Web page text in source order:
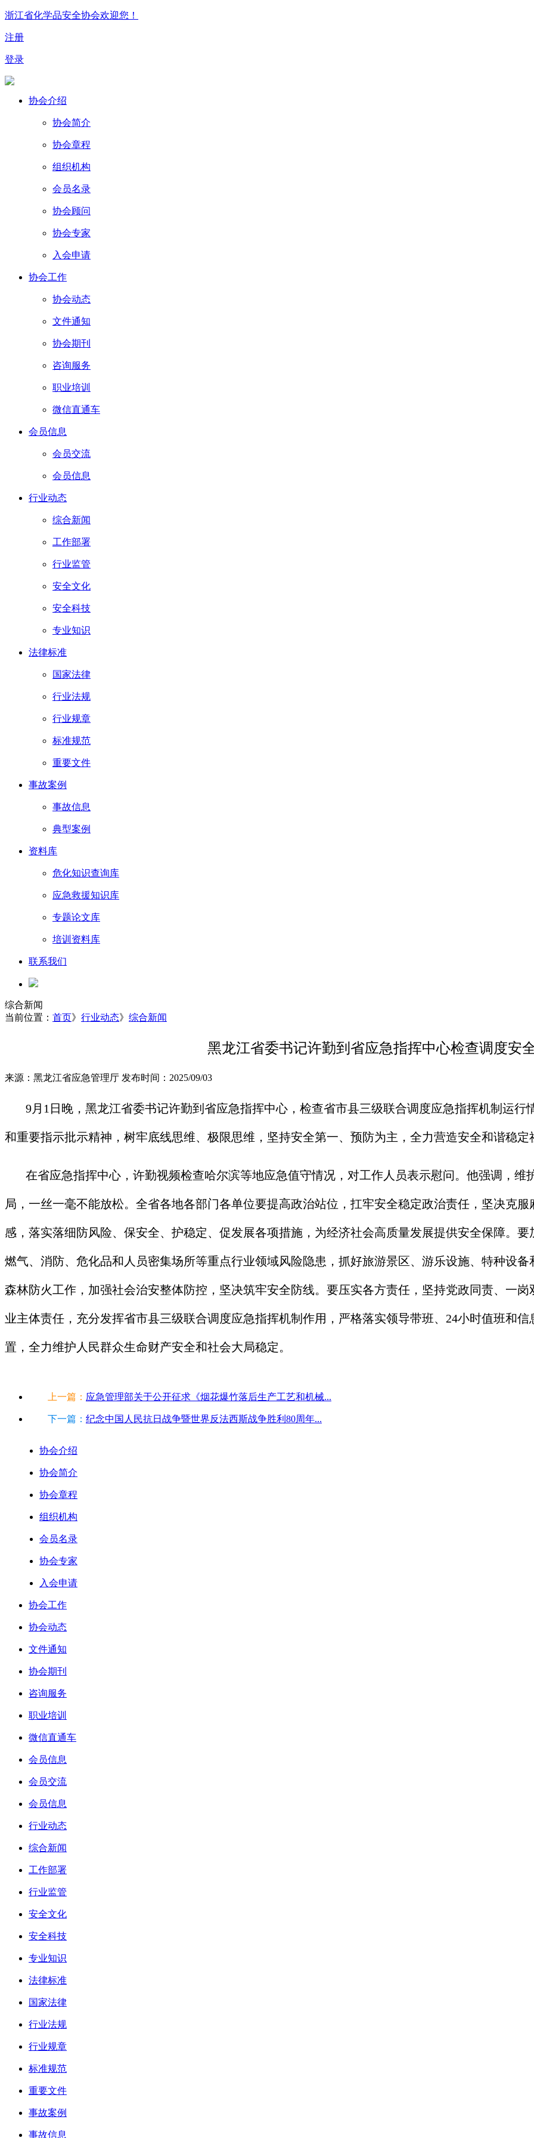
浙江省化学品安全协会欢迎您！
注册
登录
协会介绍
协会简介
协会章程
组织机构
会员名录
协会顾问
协会专家
入会申请
协会工作
协会动态
文件通知
协会期刊
咨询服务
职业培训
微信直通车
会员信息
会员交流
会员信息
行业动态
综合新闻
工作部署
行业监管
安全文化
安全科技
专业知识
法律标准
国家法律
行业法规
行业规章
标准规范
重要文件
事故案例
事故信息
典型案例
资料库
危化知识查询库
应急救援知识库
专题论文库
培训资料库
联系我们
综合新闻
当前位置： 首页》 行业动态》 综合新闻
黑龙江省委书记许勤到省应急指挥中心检查调度安
来源：黑龙江省应急管理厅 发布时间：2025/09/03
9月1日晚，黑龙江省委书记许勤到省应急指挥中心，检查省市县三级联合调度应急指挥机制运行
和重要指示批示精神，树牢底线思维、极限思维，坚持安全第一、预防为主，全力营造安全和谐稳定
在省应急指挥中心，许勤视频检查哈尔滨等地应急值守情况，对工作人员表示慰问。他强调，
局，一丝一毫不能放松。全省各地各部门各单位要提高政治站位，扛牢安全稳定政治责任，坚决克
感，落实落细防风险、保安全、护稳定、促发展各项措施，为经济社会高质量发展提供安全保障。要
燃气、消防、危化品和人员密集场所等重点行业领域风险隐患，抓好旅游景区、游乐设施、特种设
森林防火工作，加强社会治安整体防控，坚决筑牢安全防线。要压实各方责任，坚持党政同责、一
业主体责任，充分发挥省市县三级联合调度应急指挥机制作用，严格落实领导带班、24小时值班和
置，全力维护人民群众生命财产安全和社会大局稳定。
上一篇： 应急管理部关于公开征求《烟花爆竹落后生产工艺和机械...
下一篇： 纪念中国人民抗日战争暨世界反法西斯战争胜利80周年...
协会介绍
协会简介
协会章程
组织机构
会员名录
协会专家
入会申请
协会工作
协会动态
文件通知
协会期刊
咨询服务
职业培训
微信直通车
会员信息
会员交流
会员信息
行业动态
综合新闻
工作部署
行业监管
安全文化
安全科技
专业知识
法律标准
国家法律
行业法规
行业规章
标准规范
重要文件
事故案例
事故信息